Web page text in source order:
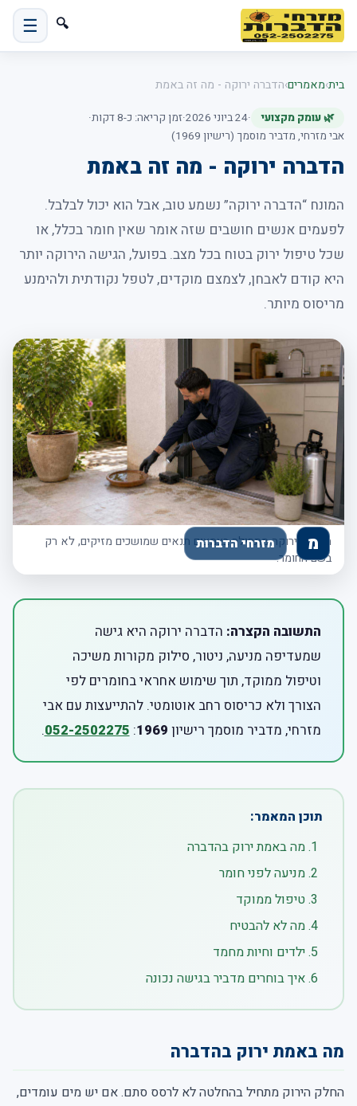
🔍
☰
בית›מאמרים›הדברה ירוקה - מה זה באמת
🌿 עומק מקצועי ·24 ביוני 2026 ·זמן קריאה: כ-8 דקות
·
אבי מזרחי, מדביר מוסמך (רישיון 1969)
הדברה ירוקה - מה זה באמת
המונח “הדברה ירוקה” נשמע טוב, אבל הוא יכול לבלבל.
לפעמים אנשים חושבים שזה אומר שאין חומר בכלל, או
שכל טיפול ירוק בטוח בכל מצב. בפועל, הגישה הירוקה יותר
היא קודם לאבחן, לצמצם מוקדים, לטפל נקודתית ולהימנע
מריסוס מיותר.
הדברה ירוקה מתחילה בצמצום תנאים שמושכים מזיקים, לא רק
בשם החומר.
התשובה הקצרה: הדברה ירוקה היא גישה
שמעדיפה מניעה, ניטור, סילוק מקורות משיכה
וטיפול ממוקד, תוך שימוש אחראי בחומרים לפי
הצורך ולא כריסוס רחב אוטומטי. להתייעצות עם אבי
מזרחי, מדביר מוסמך רישיון 1969
:
052-2502275
.
תוכן המאמר:
מה באמת ירוק בהדברה
מניעה לפני חומר
טיפול ממוקד
מה לא להבטיח
ילדים וחיות מחמד
איך בוחרים מדביר בגישה נכונה
מה באמת ירוק בהדברה
החלק הירוק מתחיל בהחלטה לא לרסס סתם. אם יש מים עומדים,